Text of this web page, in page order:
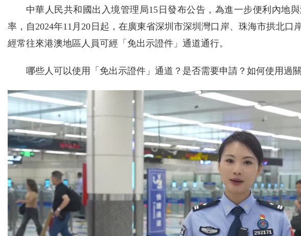
中華人民共和國出入境管理局15日發布公告，為進一步便利內地
率，自2024年11月20日起，在廣東省深圳市深圳灣口岸、珠海市拱北口
經常往來港澳地區人員可經「免出示證件」通道通行。
哪些人可以使用「免出示證件」通道？是否需要申請？如何使用過